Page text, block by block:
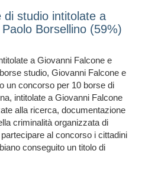
di studio intitolate a
Borsellino (59%)
a Giovanni Falcone e
studio, Giovanni Falcone e
un concorso per 10 borse di
intitolate a Giovanni Falcone
alla ricerca, documentazione
criminalità organizzata di
al concorso i cittadini
conseguito un titolo di